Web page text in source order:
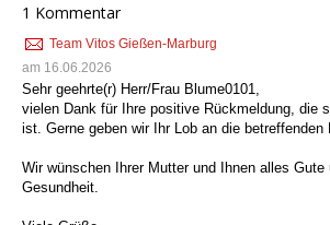
1 Kommentar
Team Vitos Gießen-Marburg
am 16.06.2026
Sehr geehrte(r) Herr/Frau Blume0101,
vielen Dank für Ihre positive Rückmeldung, die
ist. Gerne geben wir Ihr Lob an die betreffenden
Wir wünschen Ihrer Mutter und Ihnen alles Gute
Gesundheit.